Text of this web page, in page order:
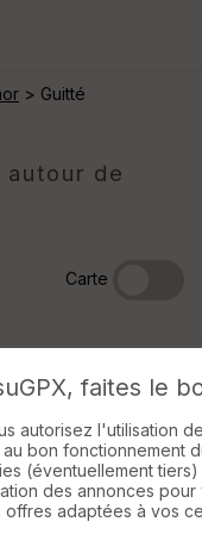
> Guitté
autour de
Carte
faites le
autorisez l'utilisation
bon fonctionnement
(éventuellement
des annonces pour
adaptées à vos